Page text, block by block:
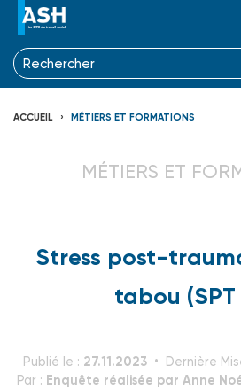
ACCUEIL MÉTIERS ET FORMATIONS
MÉTIERS ET
Stress post-
tabou
Publié le : 27.11.2023 Dernière
Par : Enquête réalisée par Anne